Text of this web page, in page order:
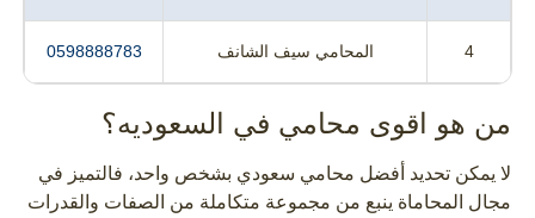
4 المحامي سيف الشانف 0598888783
من هو اقوى محامي في السعوديه؟
لا يمكن تحديد أفضل محامي سعودي بشخص واحد، فالتميز في
مجال المحاماة ينبع من مجموعة متكاملة من الصفات والقدرات